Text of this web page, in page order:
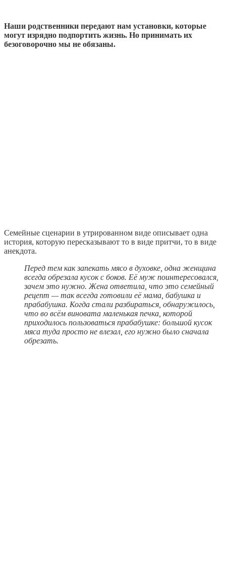
Наши родственники передают нам установки, которые
могут изрядно подпортить жизнь. Но принимать их
безоговорочно мы не обязаны.
Семейные сценарии в утрированном виде описывает одна
история, которую пересказывают то в виде притчи, то в виде
анекдота.
Перед тем как запекать мясо в духовке, одна женщина
всегда обрезала кусок с боков. Её муж поинтересовался,
зачем это нужно. Жена ответила, что это семейный
рецепт — так всегда готовили её мама, бабушка и
прабабушка. Когда стали разбираться, обнаружилось,
что во всём виновата маленькая печка, которой
приходилось пользоваться прабабушке: большой кусок
мяса туда просто не влезал, его нужно было сначала
обрезать.